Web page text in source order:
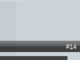
#14